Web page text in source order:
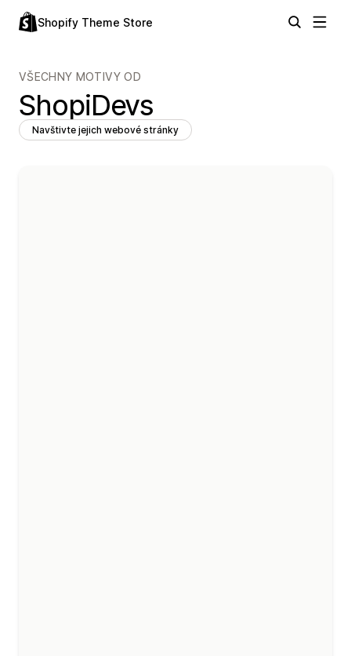
Shopify Theme Store
VŠECHNY MOTIVY OD
ShopiDevs
Navštivte jejich webové stránky